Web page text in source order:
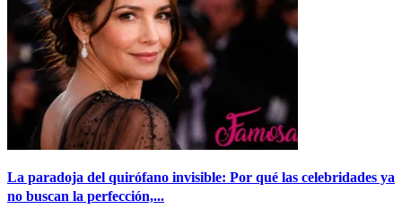
La paradoja del quirófano invisible: Por qué las celebridades ya
no buscan la perfección,...